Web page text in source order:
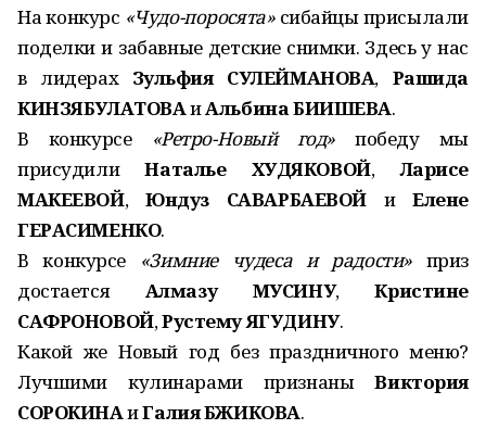
На конкурс «Чудо-поросята»сибайцы присылали
поделки и забавные дет­ские снимки. Здесь у нас
в лидерах Зульфия СУЛЕЙМАНОВА, Рашида
КИН­ЗЯБУЛАТОВАиАльбина БИИШЕВА.
В конкурсе
«Ретро-Новый год»победу мы
присудилиНаталье ХУДЯКО­ВОЙ,Ларисе
МАКЕЕВОЙ,Юндуз САВАРБАЕВОЙ иЕлене
ГЕРАСИМЕНКО.
В конкурсе «Зимние чудеса и радости»приз
достается Алмазу МУСИНУ,Кристине
САФРОНОВОЙ,Рустему ЯГУДИНУ.
Какой же Новый год без праздничного меню?
Лучшими кулинарами при­знаныВиктория
СОРОКИНАиГалия БЖИКОВА.